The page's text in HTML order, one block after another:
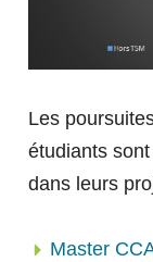
Validation
Formation
L'IUT
Bénéficiez
Les
étudiants
dans leurs
Master